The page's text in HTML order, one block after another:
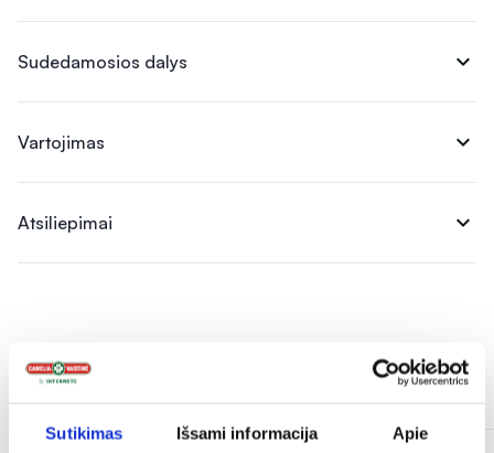
Sutikimas Išsami informacija Apie
Sudedamosios dalys expand_more
Vartojimas expand_more
Atsiliepimai expand_more
Panašios prekės